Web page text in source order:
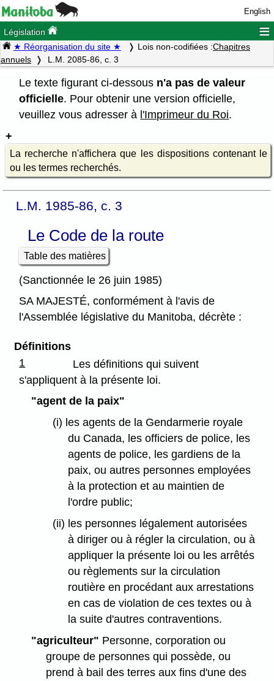
English
Législation ≡
★ Réorganisation du site ★ Lois non-codifiées :Chapitres
annuels
L.M. 2085-86, c. 3
Le texte figurant ci-dessous n'a pas de valeur
officielle. Pour obtenir une version officielle,
veuillez vous adresser à l'Imprimeur du Roi.
La recherche n'affichera que les dispositions contenant le
ou les termes recherchés.
L.M. 1985-86, c. 3
Le Code de la route
Table des matières
(Sanctionnée le 26 juin 1985)
SA MAJESTÉ, conformément à l'avis de
l'Assemblée législative du Manitoba, décrète :
Définitions
1
Les définitions qui suivent
s'appliquent à la présente loi.
"agent de la paix"
(i) les agents de la Gendarmerie royale
du Canada, les officiers de police, les
agents de police, les gardiens de la
paix, ou autres personnes employées
à la protection et au maintien de
l'ordre public;
(ii) les personnes légalement autorisées
à diriger ou à régler la circulation, ou à
appliquer la présente loi ou les arrêtés
ou règlements sur la circulation
routière en procédant aux arrestations
en cas de violation de ces textes ou à
la suite d'autres contraventions.
"agriculteur" Personne, corporation ou
groupe de personnes qui possède, ou
prend à bail des terres aux fins d'une des